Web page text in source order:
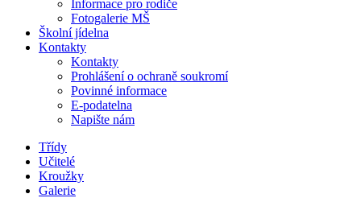
Informace pro rodiče
Fotogalerie MŠ
Školní jídelna
Kontakty
Kontakty
Prohlášení o ochraně soukromí
Povinné informace
E-podatelna
Napište nám
Třídy
Učitelé
Kroužky
Galerie